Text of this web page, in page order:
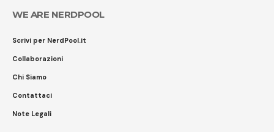
WE ARE NERDPOOL
Scrivi per NerdPool.it
Collaborazioni
Chi Siamo
Contattaci
Note Legali